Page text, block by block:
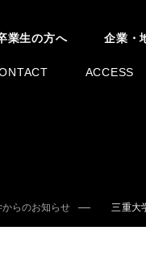
業生の方へ 企業・
ACCESS
からのお知らせ 三重大